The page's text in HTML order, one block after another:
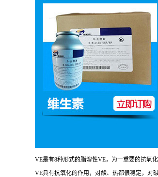
VE是有8种形式的脂溶性VE，为一重要的抗氧
VE具有抗氧化的作用，对酸、热都很稳定，对